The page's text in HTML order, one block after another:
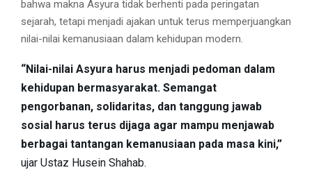
bahwa makna Asyura tidak berhenti pada peringatan
sejarah, tetapi menjadi ajakan untuk terus memperjuangkan
nilai-nilai kemanusiaan dalam kehidupan modern.
“Nilai-nilai Asyura harus menjadi pedoman dalam
kehidupan bermasyarakat. Semangat
pengorbanan, solidaritas, dan tanggung jawab
sosial harus terus dijaga agar mampu menjawab
berbagai tantangan kemanusiaan pada masa kini,”
ujar Ustaz Husein Shahab.